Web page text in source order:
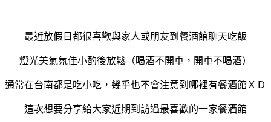
最近放假日都很喜歡與家人或朋友到餐酒館聊天吃飯
燈光美氣氛佳小酌後放鬆（喝酒不開車，開車不喝酒）
通常在台南都是吃小吃，幾乎也不會注意到哪裡有餐酒館ＸＤ
這次想要分享給大家近期到訪過最喜歡的一家餐酒館